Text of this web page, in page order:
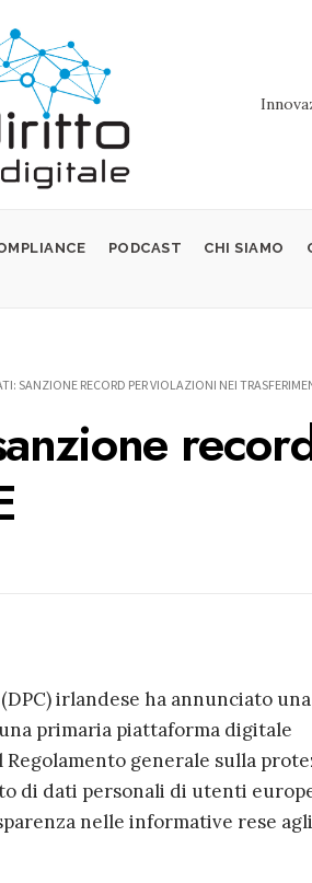
PODCAST CHI SIAMO
SANZIONE RECORD PER VIOLAZIONI NEI
irlandese ha annunciato una
primaria piattaforma digitale
generale sulla
di dati personali di utenti
nelle informative rese agli